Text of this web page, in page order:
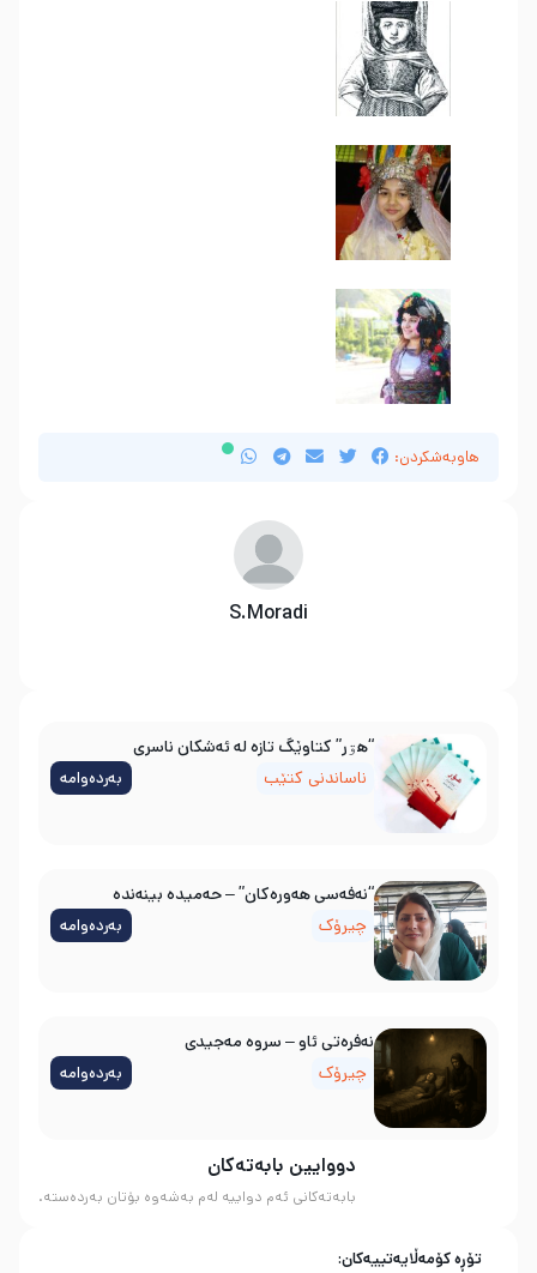
هاوبەشکردن:
S.Moradi
دووایین بابەتەکان
بابەتەکانی ئەم دواییە لەم بەشەوە بۆتان بەردەستە.
“هۊر” کتاوێگ تازە لە ئەشکان ناسری
ناساندنی کتێب
بەردەوامە
“نەفەسی هەورەکان” – حەمیدە بینەندە
چیرۆک
بەردەوامە
نه‌فره‌تی ئاو – سروه‌ مه‌جیدی
چیرۆک
بەردەوامە
تۆڕە کۆمەڵایەتییەکان: